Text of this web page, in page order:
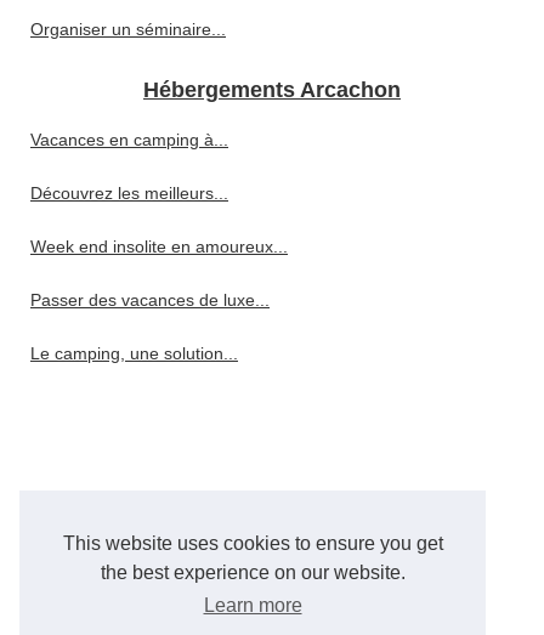
This website uses cookies to ensure you get
the best experience on our website.
Learn more
Organiser un séminaire...
Hébergements Arcachon
Vacances en camping à...
Découvrez les meilleurs...
Week end insolite en amoureux...
Passer des vacances de luxe...
Le camping, une solution...